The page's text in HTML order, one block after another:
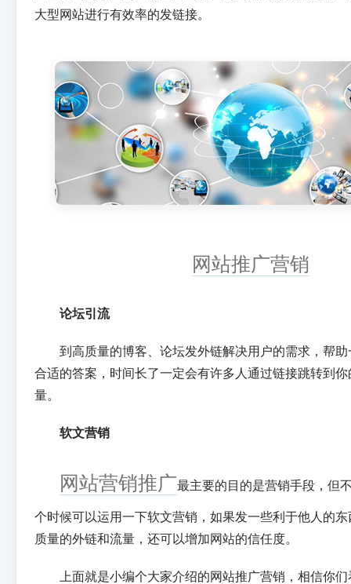
大型网站进行有效率的发链接。
网站推广营销
论坛引流
到高质量的博客、论坛发外链解决用户的需求，帮助
合适的答案，时间长了一定会有许多人通过链接跳转到
量。
软文营销
网站营销推广最主要的目的是营销手段，但
个时候可以运用一下软文营销，如果发一些利于他人的
质量的外链和流量，还可以增加网站的信任度。
上面就是小编个大家介绍的网站推广营销，相信你们